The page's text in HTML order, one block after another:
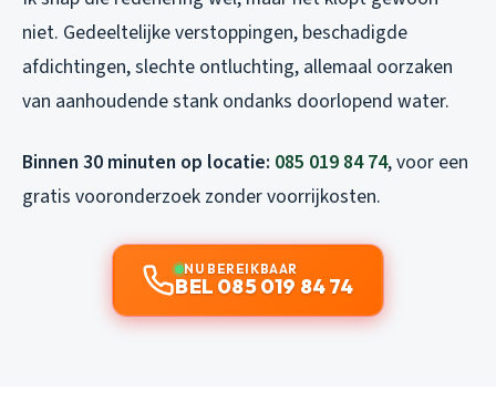
niet. Gedeeltelijke verstoppingen, beschadigde
afdichtingen, slechte ontluchting, allemaal oorzaken
van aanhoudende stank ondanks doorlopend water.
Binnen 30 minuten op locatie: 085 019 84 74, voor een
gratis vooronderzoek zonder voorrijkosten.
NU BEREIKBAAR
BEL 085 019 84 74